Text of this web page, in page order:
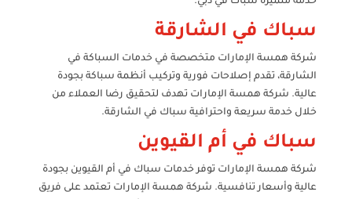
سباك في الشارقة
شركة همسة الإمارات متخصصة في خدمات السباكة في
الشارقة، تقدم إصلاحات فورية وتركيب أنظمة سباكة بجودة
عالية. شركة همسة الإمارات تهدف لتحقيق رضا العملاء من
خلال خدمة سريعة واحترافية سباك في الشارقة.
سباك في أم القيوين
شركة همسة الإمارات توفر خدمات سباك في أم القيوين بجودة
عالية وأسعار تنافسية. شركة همسة الإمارات تعتمد على فريق